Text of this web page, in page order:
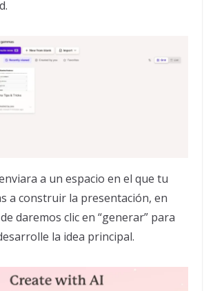
a un espacio en el que tu
a construir la presentación, en
daremos clic en “generar” para
la idea principal.